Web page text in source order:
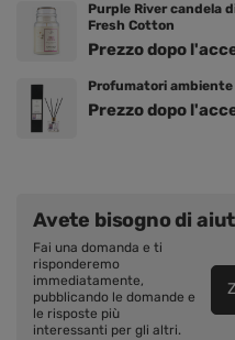
Purple River candela
Fresh Cotton
Prezzo dopo
Profumatori ambiente
Prezzo dopo
Avete bisogno di
Fai una domanda e ti
risponderemo
immediatamente,
pubblicando le domande e
le risposte più
interessanti per gli altri.